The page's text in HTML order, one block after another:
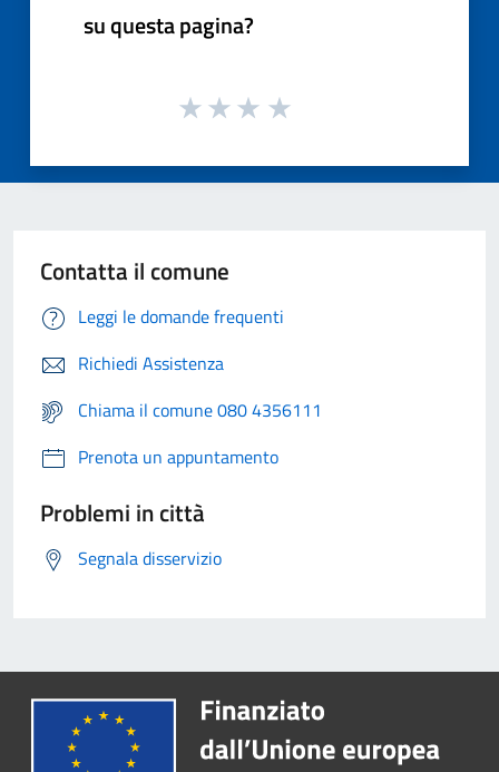
su questa pagina?
Contatta il comune
Leggi le domande frequenti
Richiedi Assistenza
Chiama il comune 080 4356111
Prenota un appuntamento
Problemi in città
Segnala disservizio